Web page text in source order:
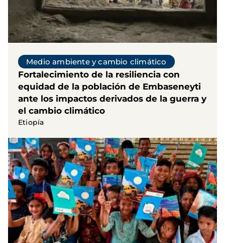
Medio ambiente y cambio climático
Fortalecimiento de la resiliencia con
equidad de la población de Embaseneyti
ante los impactos derivados de la guerra y
el cambio climático
Etiopía